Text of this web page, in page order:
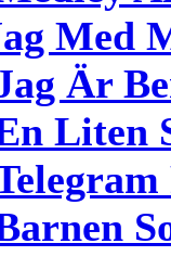
Med
Är
Liten